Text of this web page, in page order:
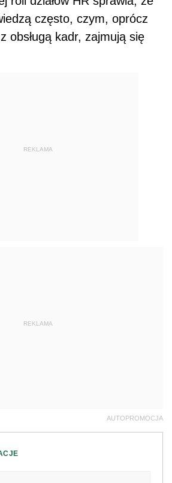
często, czym, oprócz
obsługą kadr, zajmują się
REKLAMA
REKLAMA
AUTOPROMOCJA